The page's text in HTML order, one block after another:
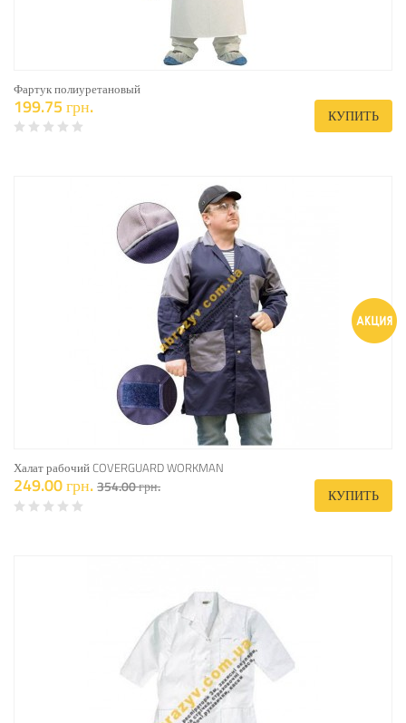
Фартук полиуретановый
199.75 грн. КУПИТЬ
Халат рабочий COVERGUARD WORKMAN
249.00 грн.354.00 грн. КУПИТЬ